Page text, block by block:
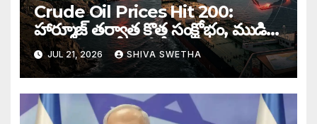
Crude Oil Prices Hit 200:
హార్మూజ్‌ తర్వాత కొత్త సంక్షోభం, ముడి
చమురు ధరలు భారీగా పెరుగుతాయా…
JUL 21, 2026 SHIVA SWETHA